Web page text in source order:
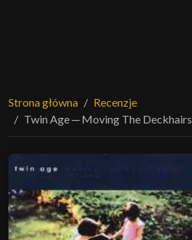
Strona główna
Recenzje
Twin Age ─ Moving The Deckhairs